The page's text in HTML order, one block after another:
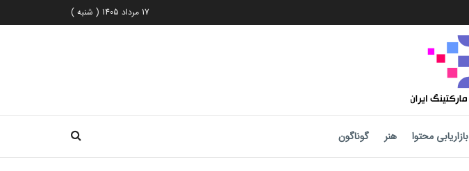
17 مرداد 1405 ( شنبه )
بازاریابی محتوا هنر گوناگون